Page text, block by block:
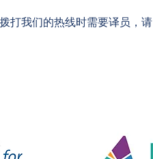
打我们的热线时需要译员，请